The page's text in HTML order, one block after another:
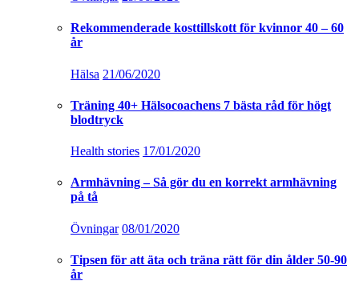
Rekommenderade kosttillskott för kvinnor 40 – 60
år
Hälsa 21/06/2020
Träning 40+ Hälsocoachens 7 bästa råd för högt
blodtryck
Health stories 17/01/2020
Armhävning – Så gör du en korrekt armhävning
på tå
Övningar 08/01/2020
Tipsen för att äta och träna rätt för din ålder 50-90
år